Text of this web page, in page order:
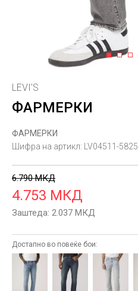
1 2 3
LEVI'S
ФАРМЕРКИ
ФАРМЕРКИ
Шифра на артикл:
LV04511-5825
6.790 МКД
4.753 МКД
Заштеда: 2.037 МКД
Достапно во повеќе бои: